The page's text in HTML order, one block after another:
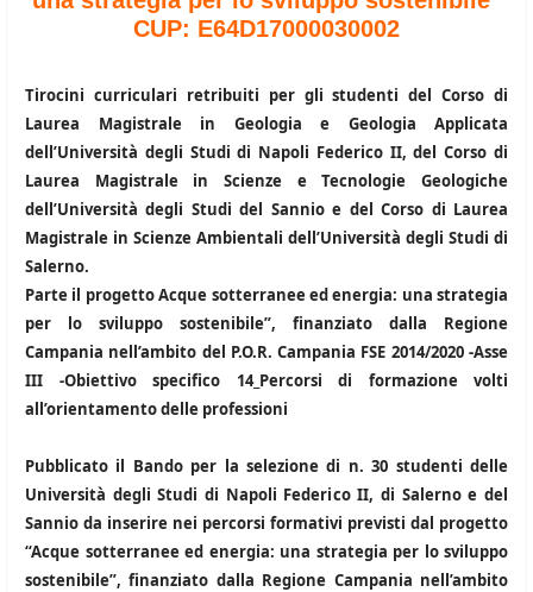
CUP: E64D17000030002
Tirocini curriculari retribuiti per gli studenti del Corso di
Laurea Magistrale in Geologia e Geologia Applicata
dell’Università degli Studi di Napoli Federico II, del Corso di
Laurea Magistrale in Scienze e Tecnologie Geologiche
dell’Università degli Studi del Sannio e del Corso di Laurea
Magistrale in Scienze Ambientali dell’Università degli Studi di
Salerno.
Parte il progetto Acque sotterranee ed energia: una strategia
per lo sviluppo sostenibile”, finanziato dalla Regione
Campania nell’ambito del P.O.R. Campania FSE 2014/2020 -Asse
III -Obiettivo specifico 14_Percorsi di formazione volti
all’orientamento delle professioni
Pubblicato il Bando per la selezione di n. 30 studenti delle
Università degli Studi di Napoli Federico II, di Salerno e del
Sannio da inserire nei percorsi formativi previsti dal progetto
“Acque sotterranee ed energia: una strategia per lo sviluppo
sostenibile”, finanziato dalla Regione Campania nell’ambito